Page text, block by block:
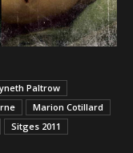
Paltrow
Marion Cotillard
Sitges 2011